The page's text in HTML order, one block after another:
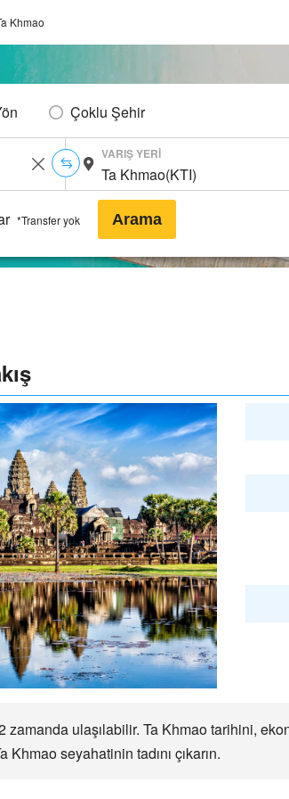
Khmao
Çoklu Şehir
VARIŞ YERI
*Transfer yok Arama
zamanda ulaşılabilir. Ta Khmao tarihini,
seyahatinin tadını çıkarın.